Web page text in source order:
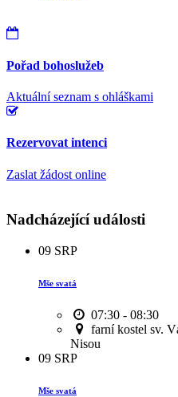
Pořad bohoslužeb
Aktuální seznam s ohláškami
Rezervovat intenci
Zaslat žádost online
Nadcházející události
09 SRP
Mše svatá
07:30 - 08:30
farní kostel sv.
Nisou
09 SRP
Mše svatá